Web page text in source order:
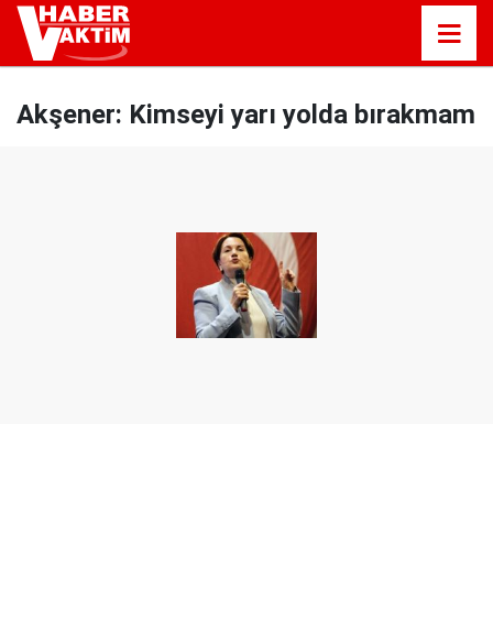
Akşener: Kimseyi yarı yolda bırakmam